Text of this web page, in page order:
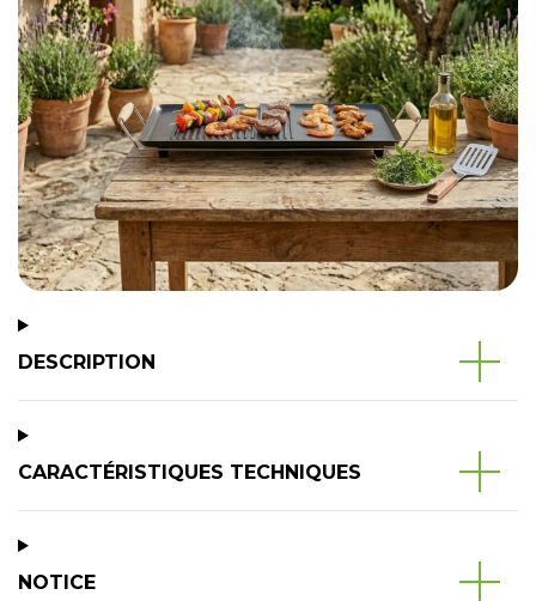
DESCRIPTION
CARACTÉRISTIQUES TECHNIQUES
NOTICE